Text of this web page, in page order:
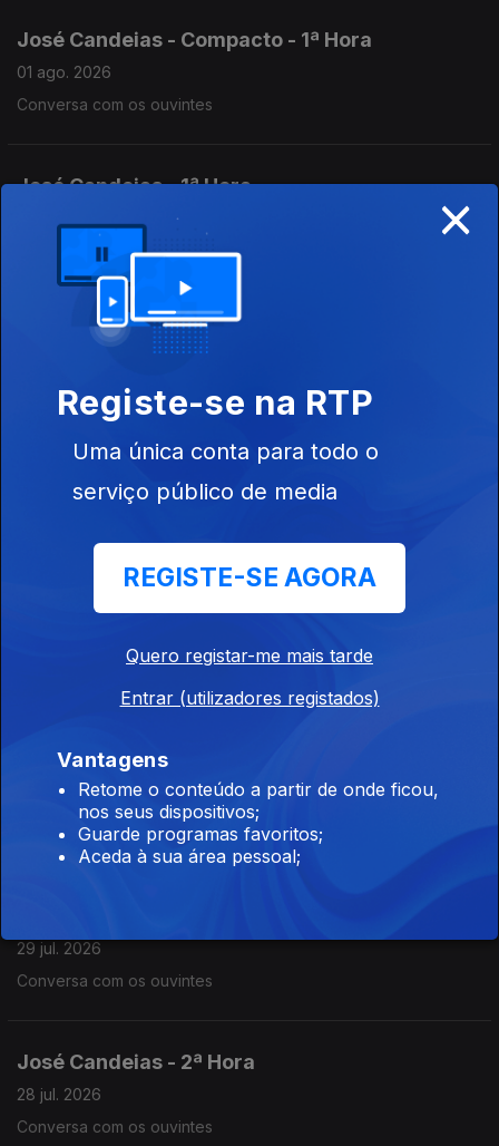
José Candeias - Compacto - 1ª Hora
01 ago. 2026
Conversa com os ouvintes
José Candeias - 1ª Hora
Conversa com os ouvintes
José Candeias - 2ª Hora
Conversa com os ouvintes
José Candeias - 2ª Hora
Conversa com os ouvintes
Conversa com os ouvintes
José Candeias - 2ª Hora
29 jul. 2026
Conversa com os ouvintes
29 jul. 2026
Conversa com os ouvintes
José Candeias - 2ª Hora
28 jul. 2026
Conversa com os ouvintes
×
Registe-se na RTP
Uma única conta para todo o
serviço público de media
REGISTE-SE AGORA
Quero registar-me mais tarde
Entrar (utilizadores registados)
Vantagens
Retome o conteúdo a partir de onde ficou,
nos seus dispositivos;
Guarde programas favoritos;
Aceda à sua área pessoal;